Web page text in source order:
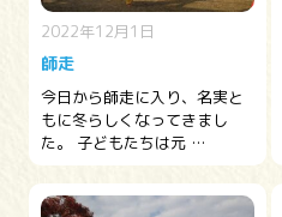
2022年12月1日
師走
今日から師走に入り、名実と
もに冬らしくなってきまし
た。 子どもたちは元 …